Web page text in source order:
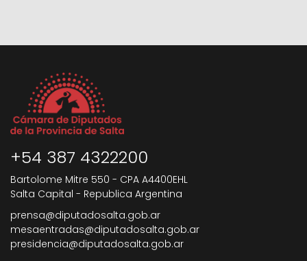
+54 387 4322200
Bartolome Mitre 550 - CPA A4400EHL
Salta Capital - Republica Argentina
prensa@diputadosalta.gob.ar
mesaentradas@diputadosalta.gob.ar
presidencia@diputadosalta.gob.ar